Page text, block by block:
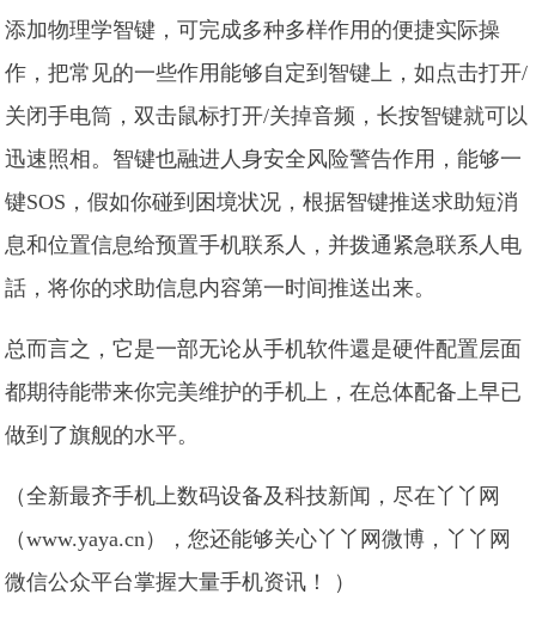
添加物理学智键，可完成多种多样作用的便捷实际操
作，把常见的一些作用能够自定到智键上，如点击打开/
关闭手电筒，双击鼠标打开/关掉音频，长按智键就可以
迅速照相。智键也融进人身安全风险警告作用，能够一
键SOS，假如你碰到困境状况，根据智键推送求助短消
息和位置信息给预置手机联系人，并拨通紧急联系人电
話，将你的求助信息内容第一时间推送出来。
总而言之，它是一部无论从手机软件還是硬件配置层面
都期待能带来你完美维护的手机上，在总体配备上早已
做到了旗舰的水平。
（全新最齐手机上数码设备及科技新闻，尽在丫丫网
（www.yaya.cn），您还能够关心丫丫网微博，丫丫网
微信公众平台掌握大量手机资讯！ ）